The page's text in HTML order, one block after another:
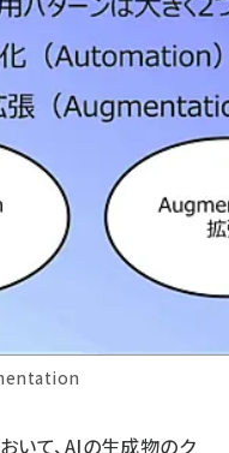
いて、AIの生成物のク